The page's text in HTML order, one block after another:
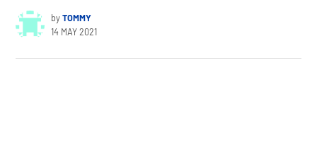
byTOMMY
14 MAY 2021